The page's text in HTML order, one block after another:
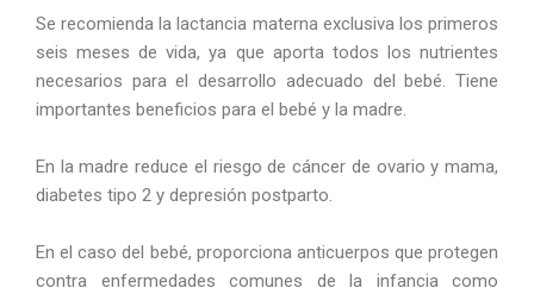
Se recomienda la lactancia materna exclusiva los primeros
seis meses de vida, ya que aporta todos los nutrientes
necesarios para el desarrollo adecuado del bebé. Tiene
importantes beneficios para el bebé y la madre.
En la madre reduce el riesgo de cáncer de ovario y mama,
diabetes tipo 2 y depresión postparto.
En el caso del bebé, proporciona anticuerpos que protegen
contra enfermedades comunes de la infancia como